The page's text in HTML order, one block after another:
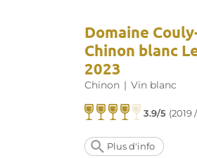
Domaine
Chinon blanc
2023
Chinon | Vin blanc
3.9/5 (2019
Plus d'info